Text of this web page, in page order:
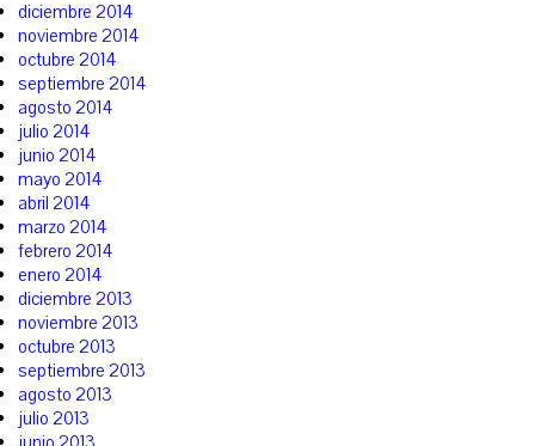
diciembre 2014
noviembre 2014
octubre 2014
septiembre 2014
agosto 2014
julio 2014
junio 2014
mayo 2014
abril 2014
marzo 2014
febrero 2014
enero 2014
diciembre 2013
noviembre 2013
octubre 2013
septiembre 2013
agosto 2013
julio 2013